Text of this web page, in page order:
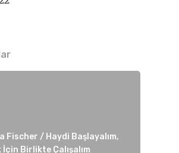
Fischer / Haydi Başlayalım,
İçin Birlikte Çalışalım